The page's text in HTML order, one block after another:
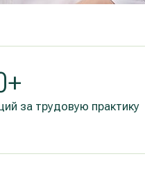
за трудовую практику